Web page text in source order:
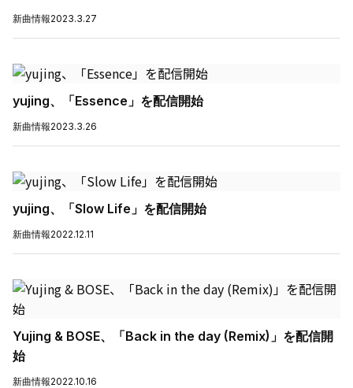
新曲情報2023.3.27
yujing、「Essence」を配信開始
新曲情報2023.3.26
yujing、「Slow Life」を配信開始
新曲情報2022.12.11
Yujing & BOSE、「Back in the day (Remix)」を配信開
始
新曲情報2022.10.16